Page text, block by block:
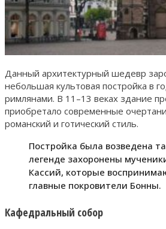
Данный архитектурный шедевр
небольшая культовая постройка в
римлянами. В 11–13 веках здание
приобретало современные
романский и готический стиль.
Постройка была возведена
легенде захоронены
Кассий, которые
главные покровители Бонны.
Кафедральный собор